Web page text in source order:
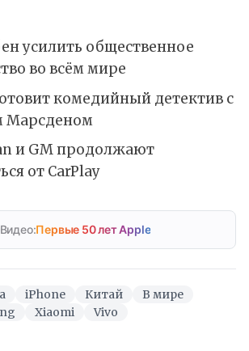
усилить общественное
во всём мире
комедийный детектив с
Марсденом
и GM продолжают
от CarPlay
Видео:Первые 50 лет Apple
iPhone Китай
В мире
Xiaomi Vivo